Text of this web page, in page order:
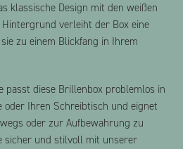
klassische Design mit den weißen
verleiht der Box eine
zu einem Blickfang in Ihrem
passt diese Brillenbox problemlos in
oder Ihren Schreibtisch und eignet
oder zur Aufbewahrung zu
sicher und stilvoll mit unserer